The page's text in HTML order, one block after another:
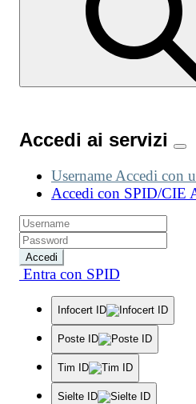
Accedi ai servizi
Username Accedi con
Accedi con SPID/CIE
Accedi
Entra con SPID
Infocert ID
Poste ID
Tim ID
Sielte ID